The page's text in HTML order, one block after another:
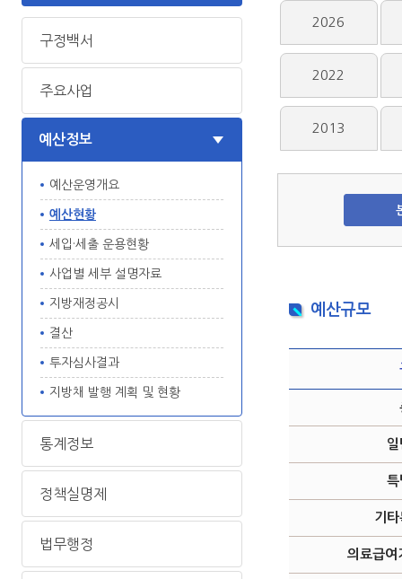
구정백서
주요사업
예산정보
예산운영개요
예산현황
세입·세출 운용현황
사업별 세부 설명자료
지방재정공시
결산
투자심사결과
지방채 발행 계획 및 현황
통계정보
정책실명제
법무행정
2026
2022
2013
예산규모
일
특
기
의료급여